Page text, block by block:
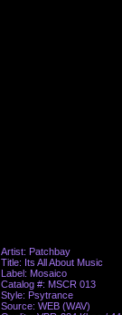
Artist: Patchbay
Title: Its All About Music
Label: Mosaico
Catalog #: MSCR 013
Style: Psytrance
Source: WEB (WAV)